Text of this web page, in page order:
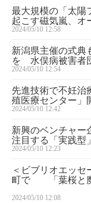
最大規模の「太
起こす磁気嵐、オ
2024/05/10 12:58
新潟県主催の式典
を 水俣病被害者
2024/05/10 12:54
先進技術で不妊
殖医療センター」
2024/05/10 12:42
新興のベンチャ
注目する「実践型
2024/05/10 12:23
＜ビブリオエッセ
町で 「葉桜と
2024/05/10 12:08